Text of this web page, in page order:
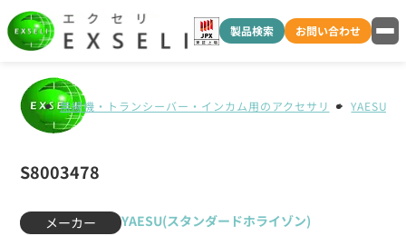
製品検索 お問い合わせ
無線機・トランシーバー・インカム用のアクセサリ YAESU(
S8003478
メーカー
YAESU(スタンダードホライゾン)